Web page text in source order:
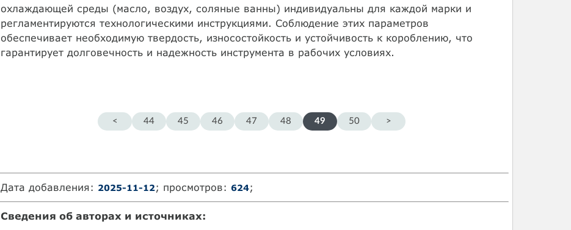
охлаждающей среды (масло, воздух, соляные ванны) индивидуальны для каждой марки и
регламентируются технологическими инструкциями. Соблюдение этих параметров
обеспечивает необходимую твердость, износостойкость и устойчивость к короблению, что
гарантирует долговечность и надежность инструмента в рабочих условиях.
< 44 45 46 47 48 49 50 >
Дата добавления: 2025-11-12; просмотров: 624;
Сведения об авторах и источниках: